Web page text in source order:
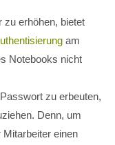
zu erhöhen, bietet
am
Notebooks nicht
zu erbeuten,
Denn, um
einen